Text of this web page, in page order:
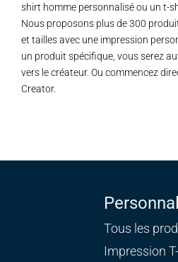
shirt homme personnalisé ou un t-
Nous proposons plus de 300
et tailles avec une impression
un produit spécifique, vous serez
vers le créateur. Ou commencez
Creator.
Tous les
Impression